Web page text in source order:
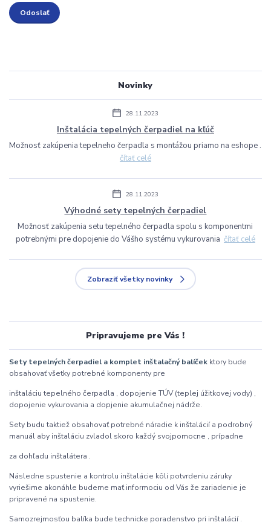
Novinky
28.11.2023
Inštalácia tepelných čerpadiel na kľúč
Možnosť zakúpenia tepelneho čerpadla s montážou priamo na eshope .
čítať celé
28.11.2023
Výhodné sety tepelných čerpadiel
Možnosť zakúpenia setu tepelného čerpadla spolu s komponentmi
potrebnými pre dopojenie do Vášho systému vykurovania čítať celé
Zobraziť všetky novinky
Pripravujeme pre Vás !
Sety tepelných čerpadiel a komplet inštalačný balíček ktory bude
obsahovať všetky potrebné komponenty pre
inštaláciu tepelného čerpadla , dopojenie TÚV (teplej úžitkovej vody) ,
dopojenie vykurovania a dopjenie akumulačnej nádrže.
Sety budu taktiež obsahovať potrebné náradie k inštalácií a podrobný
manuál aby inštaláciu zvladol skoro každý svojpomocne , prípadne
za dohľadu inštalátera .
Následne spustenie a kontrolu inštalácie kôli potvrdeniu záruky
vyriešime akonáhle budeme mať informociu od Vás že zariadenie je
pripravené na spustenie.
Samozrejmosťou balíka bude technicke poradenstvo pri inštalácií .